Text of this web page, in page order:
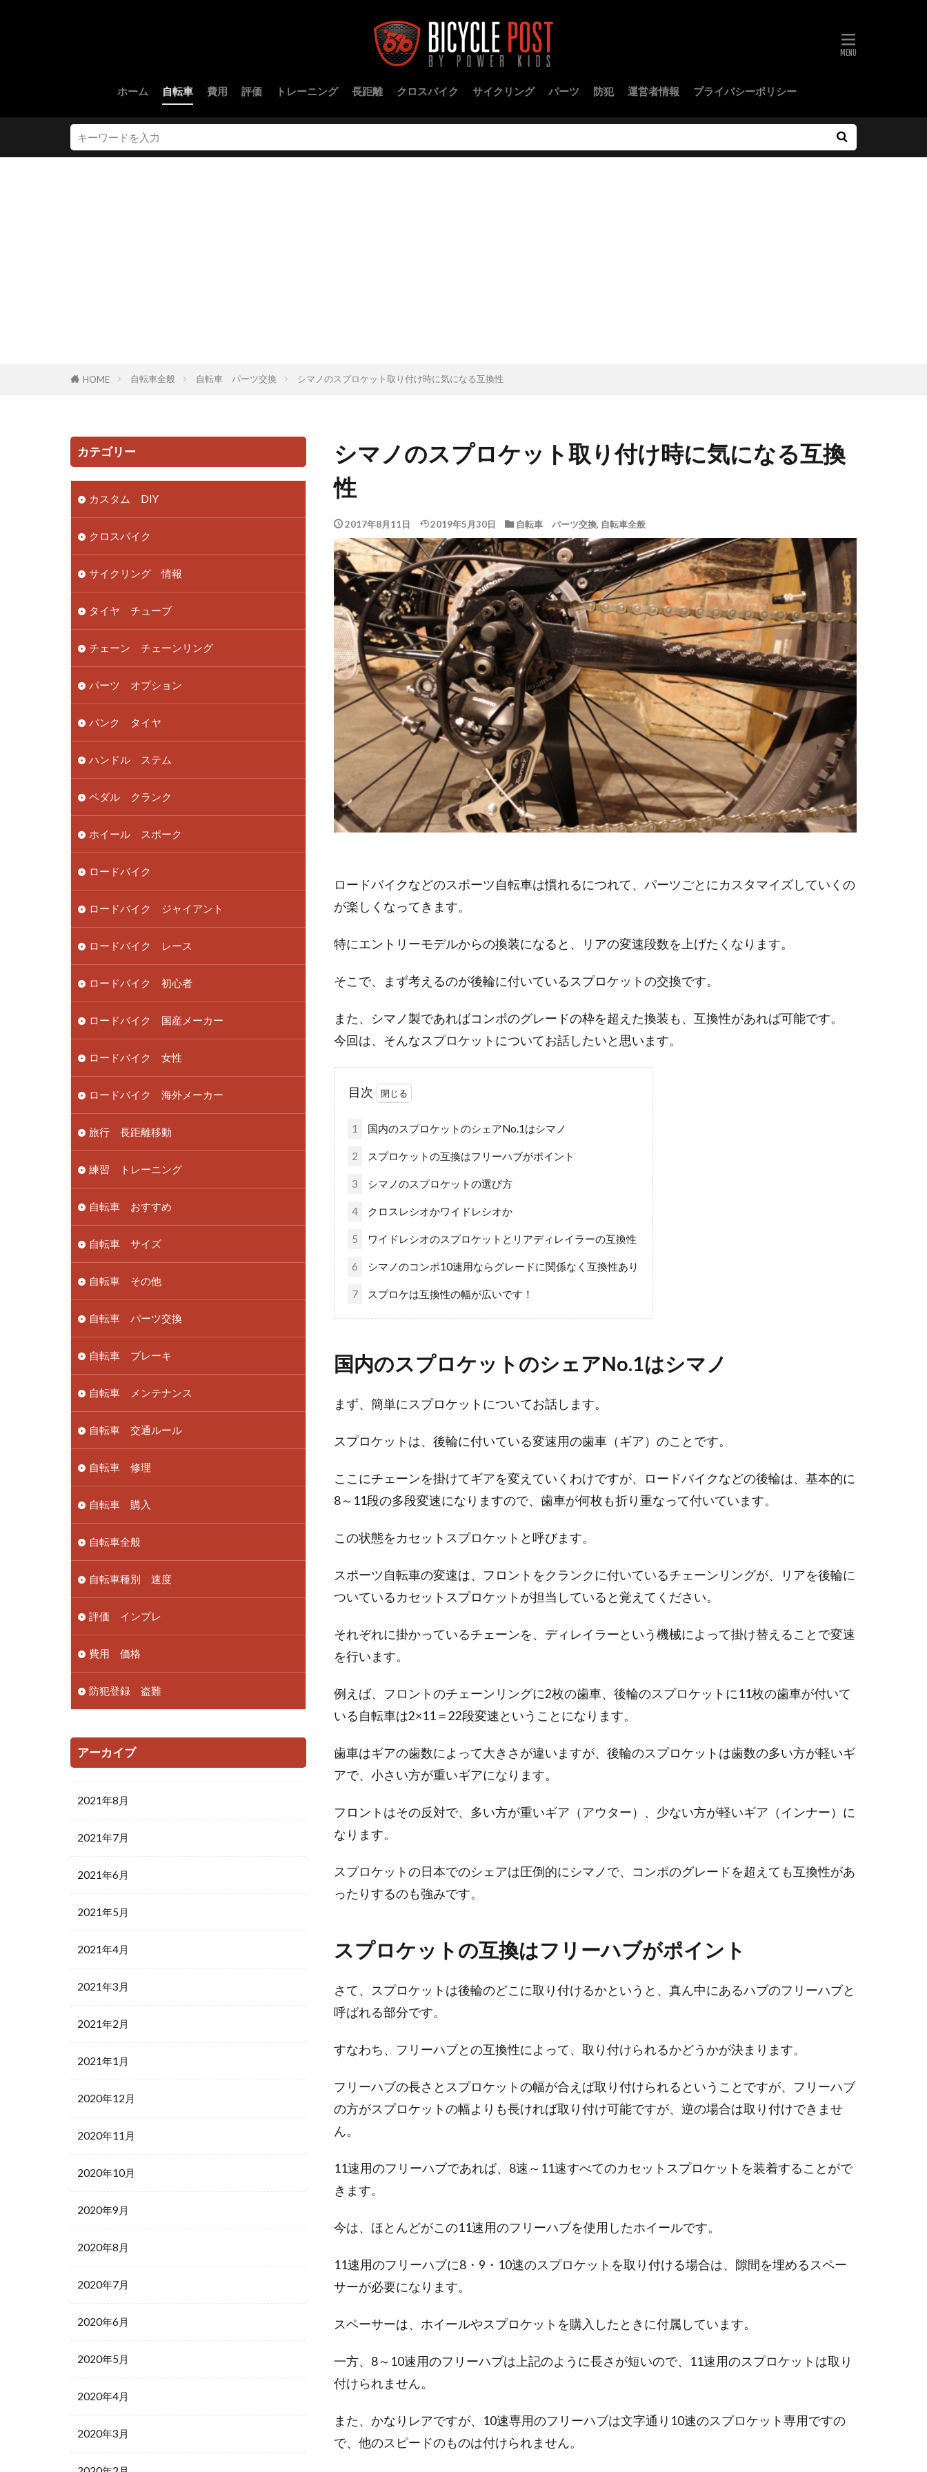
ホーム 自転車 費用 評価 トレーニング 長距離 クロスバイク サイクリング パーツ 防犯 運営者情報 プライバシーポリシー
HOME 自転車全般 自転車 パーツ交換 シマノのスプロケット取り付け時に気になる互換性
シマノのスプロケット取り付け時に気になる互換
性
2017年8月11日 2019年5月30日 自転車 パーツ交換, 自転車全般
ロードバイクなどのスポーツ自転車は慣れるにつれて、パーツごとにカスタマイズしていくの
が楽しくなってきます。
特にエントリーモデルからの換装になると、リアの変速段数を上げたくなります。
そこで、まず考えるのが後輪に付いているスプロケットの交換です。
また、シマノ製であればコンポのグレードの枠を超えた換装も、互換性があれば可能です。
今回は、そんなスプロケットについてお話したいと思います。
目次
1 国内のスプロケットのシェアNo.1はシマノ
2 スプロケットの互換はフリーハブがポイント
3 シマノのスプロケットの選び方
4 クロスレシオかワイドレシオか
5 ワイドレシオのスプロケットとリアディレイラーの互換性
6 シマノのコンポ10速用ならグレードに関係なく互換性あり
7 スプロケは互換性の幅が広いです！
国内のスプロケットのシェアNo.1はシマノ
まず、簡単にスプロケットについてお話します。
スプロケットは、後輪に付いている変速用の歯車（ギア）のことです。
ここにチェーンを掛けてギアを変えていくわけですが、ロードバイクなどの後輪は、基本的に
8～11段の多段変速になりますので、歯車が何枚も折り重なって付いています。
この状態をカセットスプロケットと呼びます。
スポーツ自転車の変速は、フロントをクランクに付いているチェーンリングが、リアを後輪に
ついているカセットスプロケットが担当していると覚えてください。
それぞれに掛かっているチェーンを、ディレイラーという機械によって掛け替えることで変速
を行います。
例えば、フロントのチェーンリングに2枚の歯車、後輪のスプロケットに11枚の歯車が付いて
いる自転車は2×11＝22段変速ということになります。
歯車はギアの歯数によって大きさが違いますが、後輪のスプロケットは歯数の多い方が軽いギ
アで、小さい方が重いギアになります。
フロントはその反対で、多い方が重いギア（アウター）、少ない方が軽いギア（インナー）に
なります。
スプロケットの日本でのシェアは圧倒的にシマノで、コンポのグレードを超えても互換性があ
ったりするのも強みです。
スプロケットの互換はフリーハブがポイント
さて、スプロケットは後輪のどこに取り付けるかというと、真ん中にあるハブのフリーハブと
呼ばれる部分です。
すなわち、フリーハブとの互換性によって、取り付けられるかどうかが決まります。
フリーハブの長さとスプロケットの幅が合えば取り付けられるということですが、フリーハブ
の方がスプロケットの幅よりも長ければ取り付け可能ですが、逆の場合は取り付けできませ
ん。
11速用のフリーハブであれば、8速～11速すべてのカセットスプロケットを装着することがで
きます。
今は、ほとんどがこの11速用のフリーハブを使用したホイールです。
11速用のフリーハブに8・9・10速のスプロケットを取り付ける場合は、隙間を埋めるスペー
サーが必要になります。
スペーサーは、ホイールやスプロケットを購入したときに付属しています。
一方、8～10速用のフリーハブは上記のように長さが短いので、11速用のスプロケットは取り
付けられません。
また、かなりレアですが、10速専用のフリーハブは文字通り10速のスプロケット専用ですの
で、他のスピードのものは付けられません。
カテゴリー
カスタム DIY
クロスバイク
サイクリング 情報
タイヤ チューブ
チェーン チェーンリング
パーツ オプション
パンク タイヤ
ハンドル ステム
ペダル クランク
ホイール スポーク
ロードバイク
ロードバイク ジャイアント
ロードバイク レース
ロードバイク 初心者
ロードバイク 国産メーカー
ロードバイク 女性
ロードバイク 海外メーカー
旅行 長距離移動
練習 トレーニング
自転車 おすすめ
自転車 サイズ
自転車 その他
自転車 パーツ交換
自転車 ブレーキ
自転車 メンテナンス
自転車 交通ルール
自転車 修理
自転車 購入
自転車全般
自転車種別 速度
評価 インプレ
費用 価格
防犯登録 盗難
アーカイブ
2021年8月
2021年7月
2021年6月
2021年5月
2021年4月
2021年3月
2021年2月
2021年1月
2020年12月
2020年11月
2020年10月
2020年9月
2020年8月
2020年7月
2020年6月
2020年5月
2020年4月
2020年3月